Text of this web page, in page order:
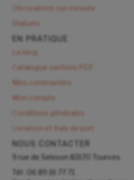
Décorations sur-mesure
Statues
EN PRATIQUE
Le blog
Catalogue santons PDF
Mes commandes
Mon compte
Conditions générales
Livraison et frais de port
NOUS CONTACTER
9 rue de Seisson 83170 Tourves
Tél : 06 89 16 77 71